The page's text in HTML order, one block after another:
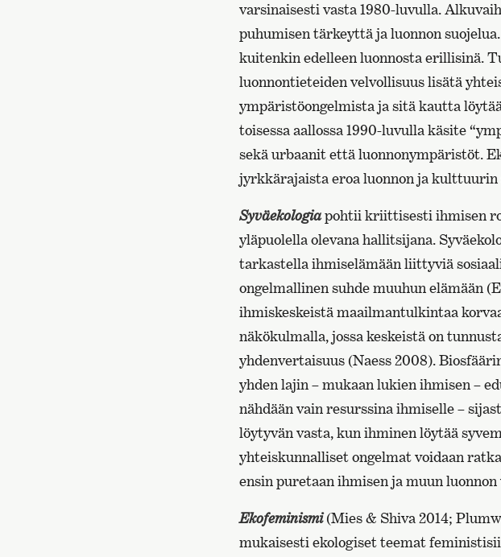
varsinaisesti vasta 1980-luvulla.
puhumisen tärkeyttä ja luonnon
kuitenkin edelleen luonnosta erillisinä.
luonnontieteiden velvollisuus lisätä
ympäristöongelmista ja sitä kautta
toisessa aallossa 1990-luvulla käsite
sekä urbaanit että luonnonympäristöt.
jyrkkärajaista eroa luonnon ja kulttuurin
Syväekologiapohtii kriittisesti ihmisen
yläpuolella olevana hallitsijana.
tarkastella ihmiselämään liittyviä
ongelmallinen suhde muuhun elämään
ihmiskeskeistä maailmantulkintaa
näkökulmalla, jossa keskeistä on
yhdenvertaisuus (Naess 2008).
yhden lajin – mukaan lukien ihmisen –
nähdään vain resurssina ihmiselle –
löytyvän vasta, kun ihminen löytää
yhteiskunnalliset ongelmat voidaan
ensin puretaan ihmisen ja muun
Ekofeminismi(Mies & Shiva 2014;
mukaisesti ekologiset teemat